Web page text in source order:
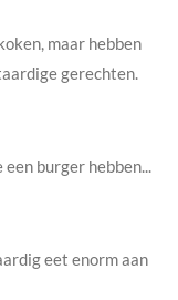
maar hebben
gerechten.
burger hebben...
eet enorm aan